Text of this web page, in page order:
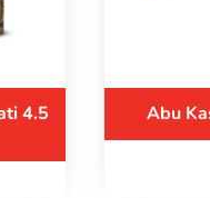
4.5
Abu